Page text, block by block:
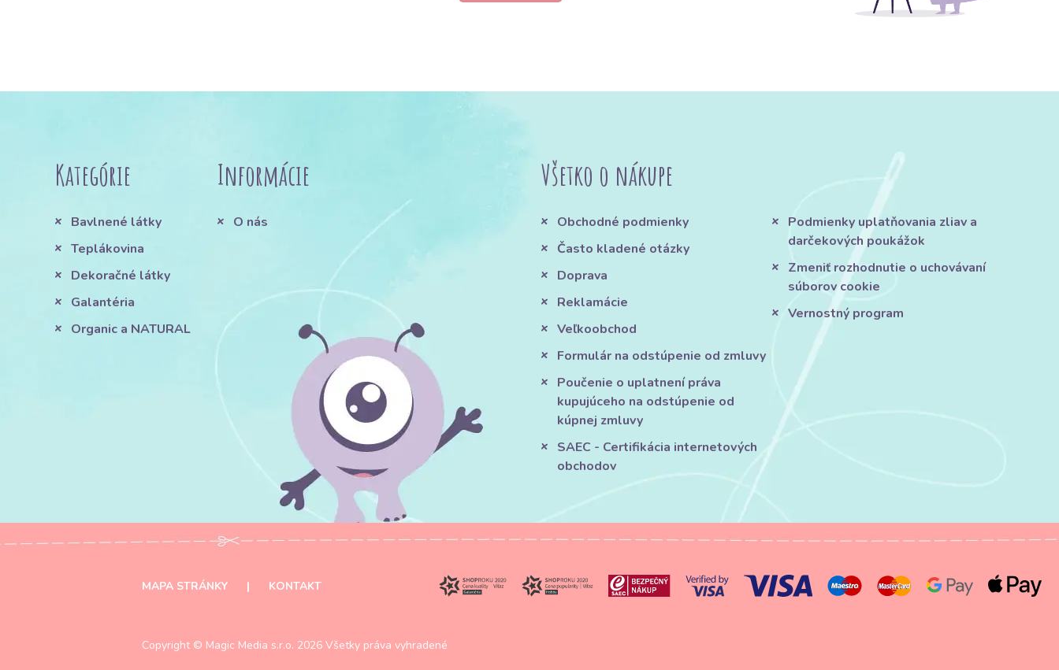
Kategórie
Bavlnené látky
Teplákovina
Dekoračné látky
Galantéria
Organic a NATURAL
Informácie
O nás
Všetko o nákupe
Obchodné podmienky
Často kladené otázky
Doprava
Reklamácie
Veľkoobchod
Formulár na odstúpenie od zmluvy
Poučenie o uplatnení práva
kupujúceho na odstúpenie od
kúpnej zmluvy
SAEC - Certifikácia internetových
obchodov
Podmienky uplatňovania zliav a
darčekových poukážok
Zmeniť rozhodnutie o uchovávaní
súborov cookie
Vernostný program
MAPA STRÁNKY | KONTAKT
Copyright © Magic Media s.r.o. 2026 Všetky práva vyhradené